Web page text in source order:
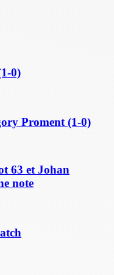
0)
Proment (1-0)
63 et Johan
note